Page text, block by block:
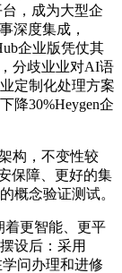
，成为大型企
深度集成，
企业版凭仗其
分歧业业对AI语
定制化处理方案
降30%Heygen企
构，不变性较
保障、更好的集
概念验证测试。
更智能、更平
设后：采用
问办理和进修